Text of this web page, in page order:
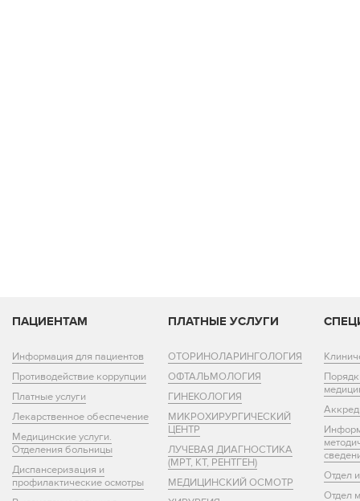
ПАЦИЕНТАМ
Информация для пациентов
Противодействие коррупции
Платные услуги
Лекарственное обеспечение
Медицинские услуги.
Отделения больницы
Диспансеризация и
профилактические осмотры
ПЛАТНЫЕ УСЛУГИ
ОТОРИНОЛАРИНГОЛОГИЯ
ОФТАЛЬМОЛОГИЯ
ГИНЕКОЛОГИЯ
МИКРОХИРУРГИЧЕСКИЙ
ЦЕНТР
ЛУЧЕВАЯ ДИАГНОСТИКА
(МРТ, КТ, РЕНТГЕН)
МЕДИЦИНСКИЙ ОСМОТР
Отдел
Отдел